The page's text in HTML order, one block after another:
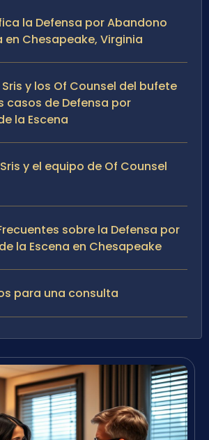
la Defensa por Abandono
en Chesapeake, Virginia
y los Of Counsel del bufete
casos de Defensa por
la Escena
y el equipo de Of Counsel
sobre la Defensa por
la Escena en Chesapeake
para una consulta